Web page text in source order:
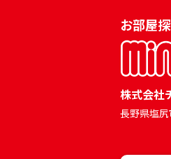
お部屋
株式会社
長野県塩